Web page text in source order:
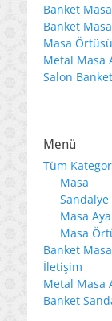
Banket Masa
Banket
Masa Örtüsü
Metal Masa
Salon
Menü
Tüm
Masa
Sandalye
Masa
Masa
Banket Masa
İletişim
Metal Masa
Banket